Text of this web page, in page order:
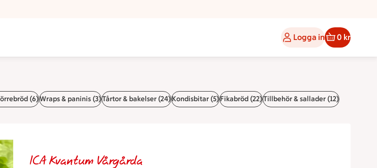
Logga in 0 kr
(6)Wraps & paninis (3)Tårtor & bakelser (24)Kondisbitar (5)Fikabröd (22)Tillbehör & sallader (12)
ICA Kvantum Vårgårda